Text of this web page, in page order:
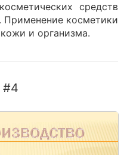
средств
Применение косметики
и организма.
#4